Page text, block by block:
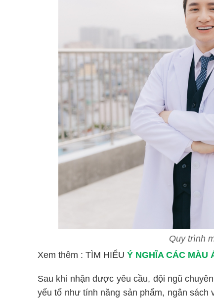
Quy trình
Xem thêm : TÌM HIỂU Ý NGHĨA CÁC MÀU
Sau khi nhận được yêu cầu, đội ngũ
yếu tố như tính năng sản phẩm, ngân